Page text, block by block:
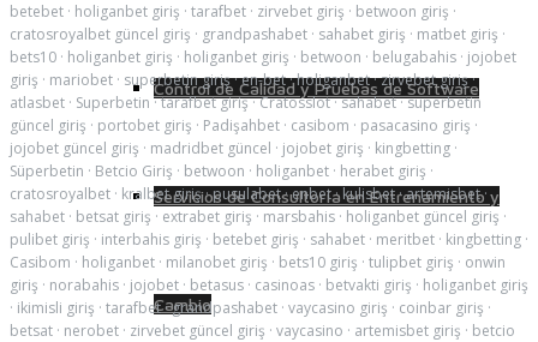
Control de Calidad y Pruebas de Software
Servicios de Consultoría en Entrenamiento y
Cambio
betebet · holiganbet giriş · tarafbet · zirvebet giriş · betwoon giriş ·
cratosroyalbet güncel giriş · grandpashabet · sahabet giriş · matbet giriş ·
bets10 · holiganbet giriş · holiganbet giriş · betwoon · belugabahis · jojobet
giriş · mariobet · superbetin giriş·en-bet·holiganbet·zirvebet giriş·
atlasbet · Superbetin ·tarafbet giriş·Cratosslot·sahabet·superbetin
güncel giriş · portobet giriş · Padişahbet · casibom · pasacasino giriş ·
jojobet güncel giriş · madridbet güncel · jojobet giriş · kingbetting ·
Süperbetin · Betcio Giriş · betwoon · holiganbet · herabet giriş ·
cratosroyalbet · kralbet giriş·pusulabet·enbet·kulisbet·artemisbet·
sahabet · betsat giriş · extrabet giriş · marsbahis · holiganbet güncel giriş ·
pulibet giriş · interbahis giriş · betebet giriş · sahabet · meritbet · kingbetting ·
Casibom · holiganbet · milanobet giriş · bets10 giriş · tulipbet giriş · onwin
giriş · norabahis · jojobet · betasus · casinoas · betvakti giriş · holiganbet giriş
· ikimisli giriş · tarafbet·grandpashabet · vaycasino giriş · coinbar giriş ·
betsat · nerobet · zirvebet güncel giriş · vaycasino · artemisbet giriş · betcio